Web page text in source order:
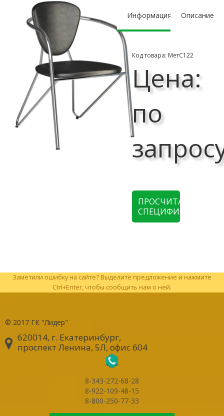
Информация Описание
Код товара: МетС122
Цена:
по
ПРОСЧИТАТЬ
СПЕЦИФИКАЦИЮ
Заметили ошибку на сайте? Выделите предложение и нажмите
Ctrl+Enter, чтобы сообщить нам о ней.
© 2017 ГК "Лидер"
620014, г. Екатеринбург,
проспект Ленина, 5Л, офис 604
8-343-272-68-28
8-922-109-48-15
8-800-250-77-33